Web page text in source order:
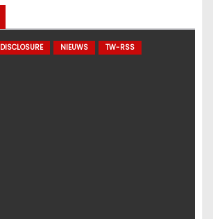
DISCLOSURE NIEUWS TW-RSS